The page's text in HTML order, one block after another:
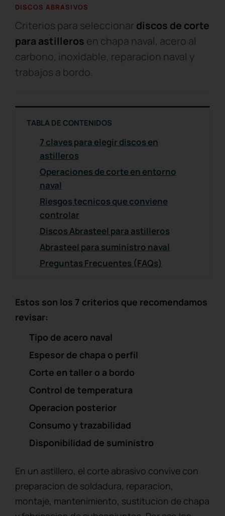
DISCOS ABRASIVOS
Criterios para seleccionar discos de corte
para astilleros en chapa naval, acero al
carbono, inoxidable, reparacion naval y
trabajos a bordo.
TABLA DE CONTENIDOS
7 claves para elegir discos en
astilleros
Operaciones de corte en entorno
naval
Riesgos tecnicos que conviene
controlar
Discos Abrasteel para astilleros
Abrasteel para suministro naval
Preguntas Frecuentes (FAQs)
Estos son los 7 criterios que recomendamos
revisar:
Tipo de acero naval
Espesor de chapa o perfil
Corte en taller o a bordo
Control de temperatura
Operacion posterior
Consumo y trazabilidad
Disponibilidad de suministro
En un astillero, el corte abrasivo convive con
preparacion de soldadura, reparacion,
montaje, mantenimiento, sustitucion de chapa